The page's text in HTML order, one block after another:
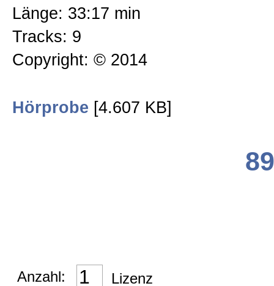
Klaviermusik
Yoga & Spa Musik
Kino Musik
Länge: 33:17 min
Tracks: 9
Copyright: © 2014
Hörprobe [4.607 KB]
Anzahl: Lizenz